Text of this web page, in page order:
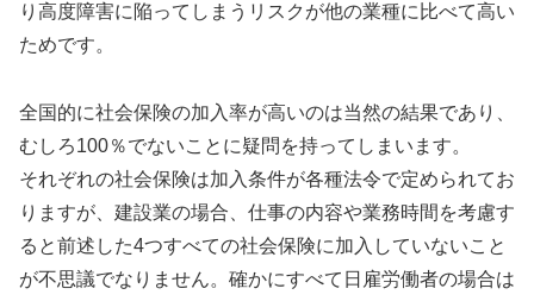
り高度障害に陥ってしまうリスクが他の業種に比べて高い
ためです。
全国的に社会保険の加入率が高いのは当然の結果であり、
むしろ100％でないことに疑問を持ってしまいます。
それぞれの社会保険は加入条件が各種法令で定められてお
りますが、建設業の場合、仕事の内容や業務時間を考慮す
ると前述した4つすべての社会保険に加入していないこと
が不思議でなりません。確かにすべて日雇労働者の場合は